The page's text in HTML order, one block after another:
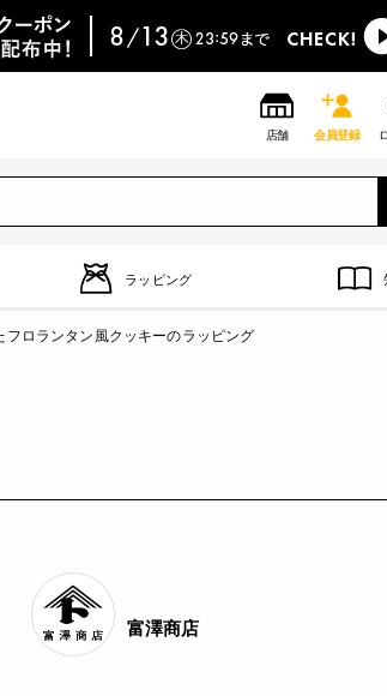
店舗 会員登録
ラッピング
フロランタン風クッキーのラッピング
富澤商店